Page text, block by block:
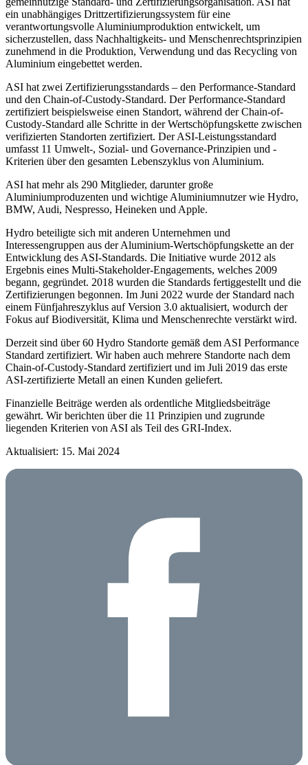
ein unabhängiges Drittzertifizierungssystem für eine
verantwortungsvolle Aluminiumproduktion entwickelt, um
sicherzustellen, dass Nachhaltigkeits- und Menschenrechtsprinzipien
zunehmend in die Produktion, Verwendung und das Recycling von
Aluminium eingebettet werden.
ASI hat zwei Zertifizierungsstandards – den Performance-Standard
und den Chain-of-Custody-Standard. Der Performance-Standard
zertifiziert beispielsweise einen Standort, während der Chain-of-
Custody-Standard alle Schritte in der Wertschöpfungskette zwischen
verifizierten Standorten zertifiziert. Der ASI-Leistungsstandard
umfasst 11 Umwelt-, Sozial- und Governance-Prinzipien und -
Kriterien über den gesamten Lebenszyklus von Aluminium.
ASI hat mehr als 290 Mitglieder, darunter große
Aluminiumproduzenten und wichtige Aluminiumnutzer wie Hydro,
BMW, Audi, Nespresso, Heineken und Apple.
Hydro beteiligte sich mit anderen Unternehmen und
Interessengruppen aus der Aluminium-Wertschöpfungskette an der
Entwicklung des ASI-Standards. Die Initiative wurde 2012 als
Ergebnis eines Multi-Stakeholder-Engagements, welches 2009
begann, gegründet. 2018 wurden die Standards fertiggestellt und die
Zertifizierungen begonnen. Im Juni 2022 wurde der Standard nach
einem Fünfjahreszyklus auf Version 3.0 aktualisiert, wodurch der
Fokus auf Biodiversität, Klima und Menschenrechte verstärkt wird.
Derzeit sind über 60 Hydro Standorte gemäß dem ASI Performance
Standard zertifiziert. Wir haben auch mehrere Standorte nach dem
Chain-of-Custody-Standard zertifiziert und im Juli 2019 das erste
ASI-zertifizierte Metall an einen Kunden geliefert.
Finanzielle Beiträge werden als ordentliche Mitgliedsbeiträge
gewährt. Wir berichten über die 11 Prinzipien und zugrunde
liegenden Kriterien von ASI als Teil des GRI-Index.
Aktualisiert: 15. Mai 2024